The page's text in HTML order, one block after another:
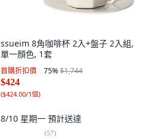
ssueim 8角咖啡杯 2入+盤子 2入組,
單一顏色, 1套
首購折扣價 75%$1,744
$424
($424.00/1個)
8/10 星期一 預計送達
(57)